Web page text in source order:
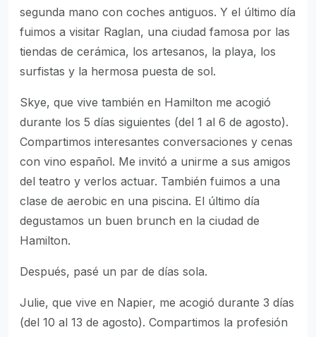
segunda mano con coches antiguos. Y el último día
fuimos a visitar Raglan, una ciudad famosa por las
tiendas de cerámica, los artesanos, la playa, los
surfistas y la hermosa puesta de sol.
Skye, que vive también en Hamilton me acogió
durante los 5 días siguientes (del 1 al 6 de agosto).
Compartimos interesantes conversaciones y cenas
con vino español. Me invitó a unirme a sus amigos
del teatro y verlos actuar. También fuimos a una
clase de aerobic en una piscina. El último día
degustamos un buen brunch en la ciudad de
Hamilton.
Después, pasé un par de días sola.
Julie, que vive en Napier, me acogió durante 3 días
(del 10 al 13 de agosto). Compartimos la profesión